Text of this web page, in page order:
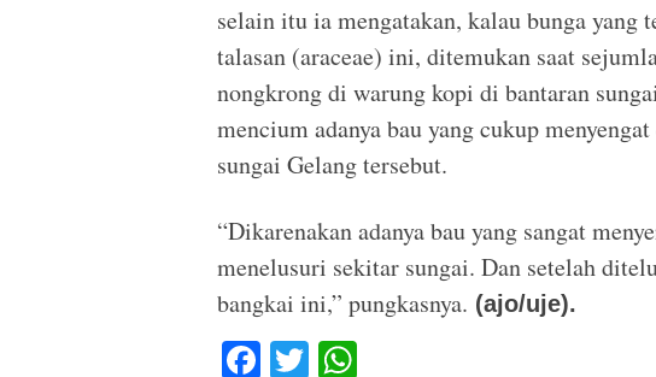
selain itu ia mengatakan, kalau bunga yang
talasan (araceae) ini, ditemukan saat
nongkrong di warung kopi di bantaran
mencium adanya bau yang cukup
sungai Gelang tersebut.
“Dikarenakan adanya bau yang sangat
menelusuri sekitar sungai. Dan setelah
bangkai ini,” pungkasnya. (ajo/uje).
F
T